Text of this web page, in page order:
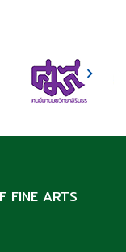
FINE ARTS